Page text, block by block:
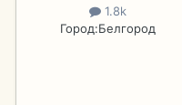
1.8k
Город:Белгород